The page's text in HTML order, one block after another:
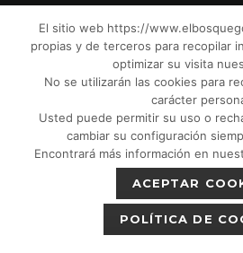
© El Bosque Club de
Política de Privacidad|
Política de devoluciones
Protección de
El sitio web https://
propias y de terceros para recopilar
optimizar su visita
No se utilizarán las cookies para
carácter
Usted puede permitir su uso o
cambiar su configuración
Encontrará más información en
ACEPTAR
POLÍTICA DE